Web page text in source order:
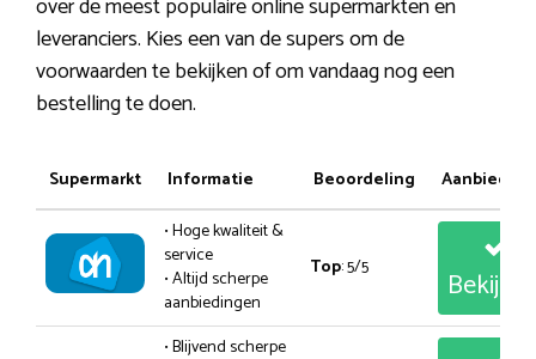
leveranciers. Kies een van de supers om de
voorwaarden te bekijken of om vandaag nog een
bestelling te doen.
Supermarkt Informatie Beoordeling
• Hoge kwaliteit &
service
• Altijd scherpe
aanbiedingen
Top: 5/5
• Blijvend scherpe